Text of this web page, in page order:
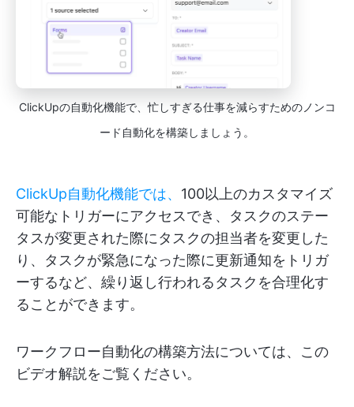
ClickUpの自動化機能で、忙しすぎる仕事を減らすためのノンコ
ード自動化を構築しましょう。
ClickUp自動化機能では、 100以上のカスタマイズ
可能なトリガーにアクセスでき、タスクのステー
タスが変更された際にタスクの担当者を変更した
り、タスクが緊急になった際に更新通知をトリガ
ーするなど、繰り返し行われるタスクを合理化す
ることができます。
ワークフロー自動化の構築方法については、この
ビデオ解説をご覧ください。